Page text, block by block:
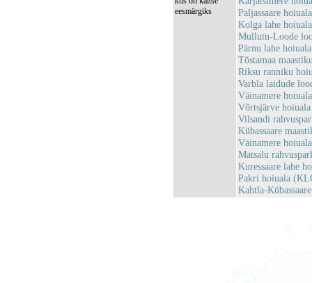
eesmärgiks
Paljassaare
Kolga lahe
Mullutu-Loode
Pärnu lahe
Tõstamaa
Riksu ranniku
Varbla laidude
Väinamere
Võrtsjärve
Vilsandi
Kübassaare
Väinamere
Matsalu
Kuressaare lahe
Pakri hoiuala
Kahtla-